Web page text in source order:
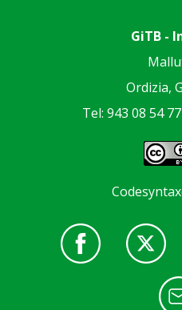
GiTB -
Ordizia,
Tel: 943 08 54